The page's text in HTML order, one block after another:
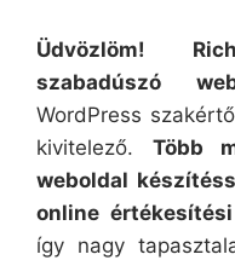
Üdvözlöm!
szabadúszó
WordPress
kivitelező. Több
weboldal
online
így nagy